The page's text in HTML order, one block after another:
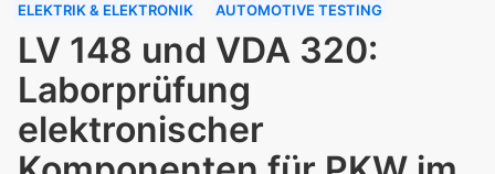
ELEKTRIK & ELEKTRONIK AUTOMOTIVE TESTING
LV 148 und VDA 320:
Laborprüfung
elektronischer